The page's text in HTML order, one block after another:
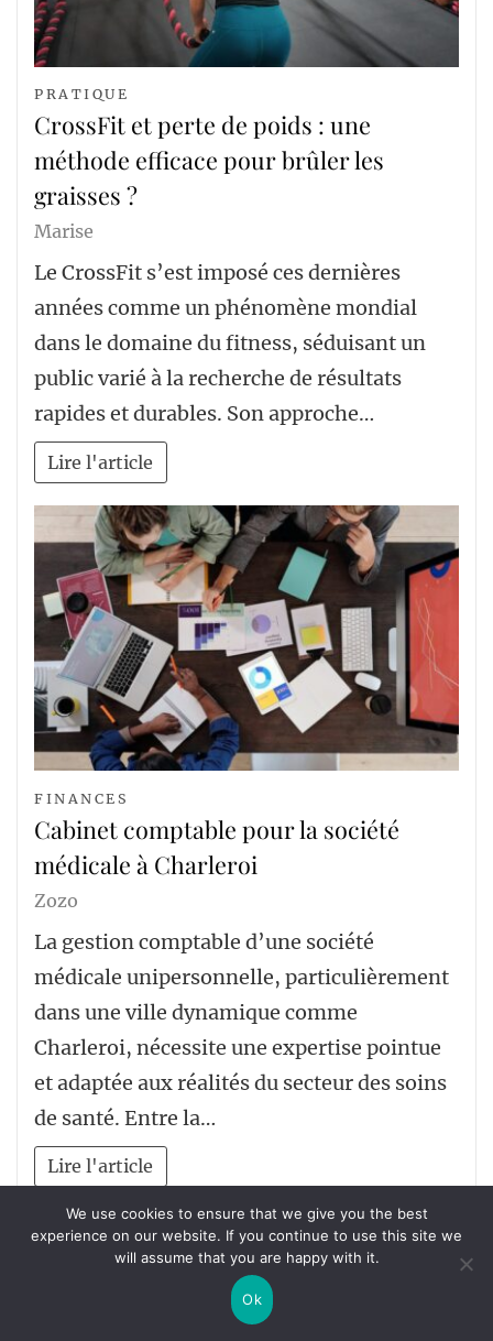
PRATIQUE
CrossFit et perte de poids : une
méthode efficace pour brûler les
graisses ?
Marise
Le CrossFit s’est imposé ces dernières
années comme un phénomène mondial
dans le domaine du fitness, séduisant un
public varié à la recherche de résultats
rapides et durables. Son approche…
Lire l'article
FINANCES
Cabinet comptable pour la société
médicale à Charleroi
Zozo
La gestion comptable d’une société
médicale unipersonnelle, particulièrement
dans une ville dynamique comme
Charleroi, nécessite une expertise pointue
et adaptée aux réalités du secteur des soins
de santé. Entre la…
Lire l'article
We use cookies to ensure that we give you the best
experience on our website. If you continue to use this site we
will assume that you are happy with it.
Ok